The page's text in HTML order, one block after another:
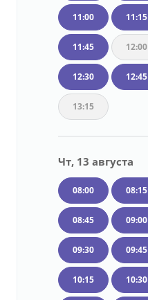
11:00 11:15
11:45 12:00
12:30 12:45
13:15
Чт, 13 августа
08:00 08:15
08:45 09:00
09:30 09:45
10:15 10:30